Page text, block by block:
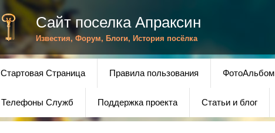
Сайт поселка Апраксин
Известия, Форум, Блоги, История посёлка
Стартовая Страница Правила пользования ФотоАльбом
Телефоны Служб Поддержка проекта Статьи и блог